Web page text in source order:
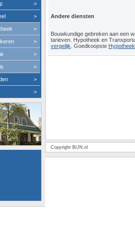
>
>
>
>
>
>
>
>
Andere diensten
Bouwkundige gebreken aan een
tarieven. Hypotheek en
vergelijk . Goedkoopste
Copyright BIJN.nl